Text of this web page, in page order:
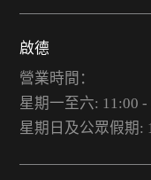
啟德
營業時間：
星期一至六: 11:00 -
星期日及公眾假期: